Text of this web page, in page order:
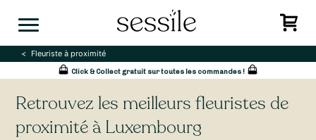
Fleuriste à proximité
Click & Collect gratuit sur toutes les commandes !
Retrouvez les meilleurs fleuristes de
proximité à Luxembourg